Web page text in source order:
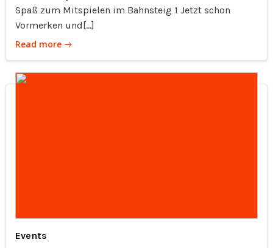
Spaß zum Mitspielen im Bahnsteig 1 Jetzt schon
Vormerken und[…]
Read more
Events